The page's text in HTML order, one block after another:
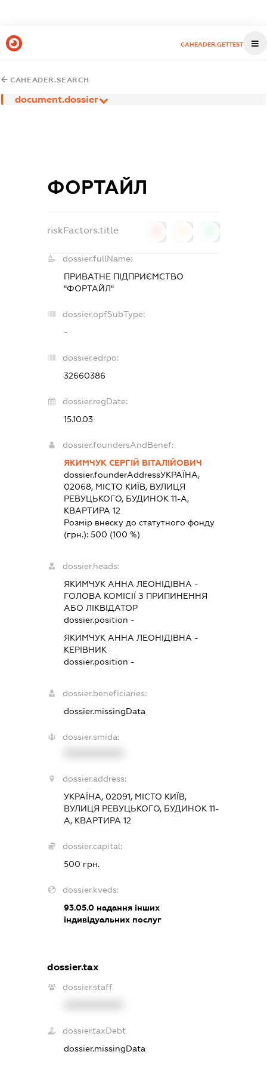
CAHEADER.GETTEST
CAHEADER.SEARCH
document.dossier
ФОРТАЙЛ
riskFactors.title
dossier.fullName:
ПРИВАТНЕ ПІДПРИЄМСТВО
"ФОРТАЙЛ"
dossier.opfSubType:
-
dossier.edrpo:
32660386
dossier.regDate:
15.10.03
dossier.foundersAndBenef:
ЯКИМЧУК СЕРГІЙ ВІТАЛІЙОВИЧ
dossier.founderAddressУКРАЇНА,
02068, МІСТО КИЇВ, ВУЛИЦЯ
РЕВУЦЬКОГО, БУДИНОК 11-А,
КВАРТИРА 12
Розмір внеску до статутного фонду
(грн.): 500 (100 %)
dossier.heads:
ЯКИМЧУК АННА ЛЕОНІДІВНА -
ГОЛОВА КОМІСІЇ З ПРИПИНЕННЯ
АБО ЛІКВІДАТОР
dossier.position -
ЯКИМЧУК АННА ЛЕОНІДІВНА -
КЕРІВНИК
dossier.position -
dossier.beneficiaries:
dossier.missingData
dossier.smida:
dossier.address:
УКРАЇНА, 02091, МІСТО КИЇВ,
ВУЛИЦЯ РЕВУЦЬКОГО, БУДИНОК 11-
А, КВАРТИРА 12
dossier.capital:
500 грн.
dossier.kveds:
93.05.0надання інших
індивідуальних послуг
dossier.tax
dossier.staff
dossier.taxDebt
dossier.missingData